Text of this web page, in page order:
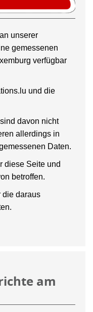
unserer
gemessenen
verfügbar
und die
davon nicht
allerdings in
Daten.
diese Seite und
betroffen.
die daraus
am